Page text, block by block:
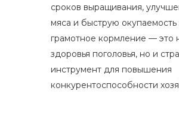
сроков выращивания,
мяса и быструю окупаемость
грамотное кормление — это
здоровья поголовья, но и
инструмент для повышения
конкурентоспособности